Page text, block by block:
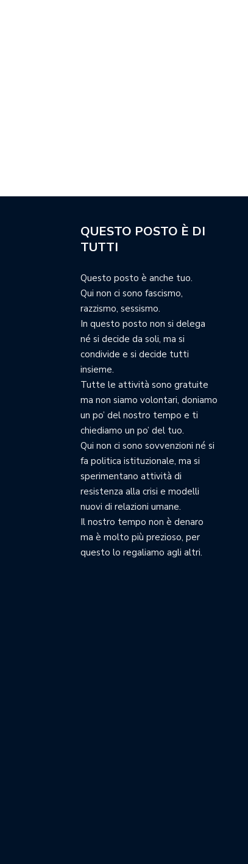
QUESTO POSTO È DI
TUTTI
Questo posto è anche tuo.
Qui non ci sono fascismo,
razzismo, sessismo.
In questo posto non si delega
né si decide da soli, ma si
condivide e si decide tutti
insieme.
Tutte le attività sono gratuite
ma non siamo volontari, doniamo
un po’ del nostro tempo e ti
chiediamo un po’ del tuo.
Qui non ci sono sovvenzioni né si
fa politica istituzionale, ma si
sperimentano attività di
resistenza alla crisi e modelli
nuovi di relazioni umane.
Il nostro tempo non è denaro
ma è molto più prezioso, per
questo lo regaliamo agli altri.